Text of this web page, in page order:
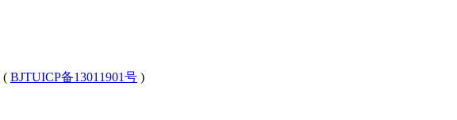
( BJTUICP备13011901号 )